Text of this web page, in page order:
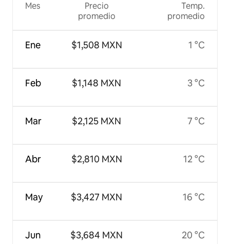
Mes
Ene
Feb
Mar
Abr
May
Jun
Precio
promedio
$1,508 MXN
$1,148 MXN
$2,125 MXN
$2,810 MXN
$3,427 MXN
$3,684 MXN
Temp.
promedio
1 °C
3 °C
7 °C
12 °C
16 °C
20 °C